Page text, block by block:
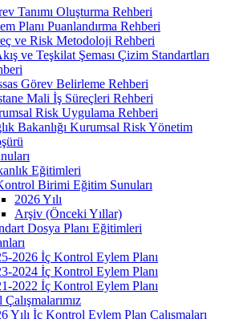
Tanımı Oluşturma Rehberi
Planı Puanlandırma Rehberi
ve Risk Metodoloji Rehberi
ve Teşkilat Şeması Çizim Standartları
Görev Belirleme Rehberi
Mali İş Süreçleri Rehberi
Risk Uygulama Rehberi
Bakanlığı Kurumsal Risk Yönetim
Eğitimleri
Birimi Eğitim Sunuları
2026 Yılı
Arşiv (Önceki Yıllar)
Dosya Planı Eğitimleri
2026 İç Kontrol Eylem Planı
2024 İç Kontrol Eylem Planı
2022 İç Kontrol Eylem Planı
Yılı İç Kontrol Eylem Plan Çalışmaları